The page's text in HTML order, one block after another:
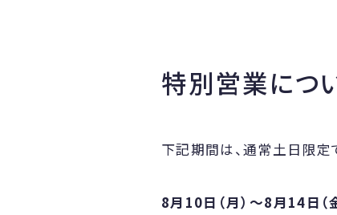
特別営業につ
下記期間は、通常土日限定
8月10日（月）〜8月14日（